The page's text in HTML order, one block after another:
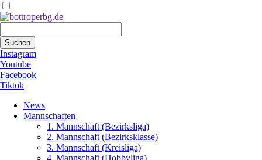
Suchen
Instagram
Youtube
Facebook
Tiktok
überspringen
News
Mannschaften
1. Mannschaft (Bezirksliga)
2. Mannschaft (Bezirksklasse)
3. Mannschaft (Kreisliga)
4. Mannschaft (Hobbyliga)